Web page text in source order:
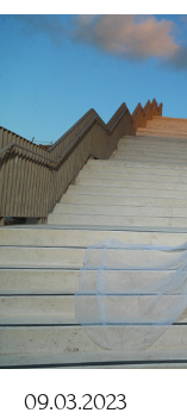
09.03.2023